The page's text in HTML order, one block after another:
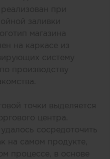
при
заливки
магазина
на каркасе из
систему
производству
точки выделяется
центра.
сосредоточить
на самом продукте,
процессе, в основе